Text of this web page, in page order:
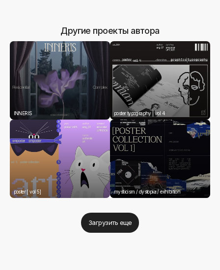
Другие проекты автора
INNERIS poster typography | vol 4
poster [ vol 5] mysticism / dystopia / exhibition
Загрузить еще